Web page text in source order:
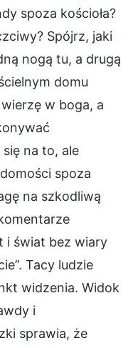
spoza kościoła?
Spójrz, jaki
nogą tu, a drugą
domu
w boga, a
na to, ale
spoza
na szkodliwą
i świat bez wiary
Tacy ludzie
widzenia. Widok
i
sprawia, że